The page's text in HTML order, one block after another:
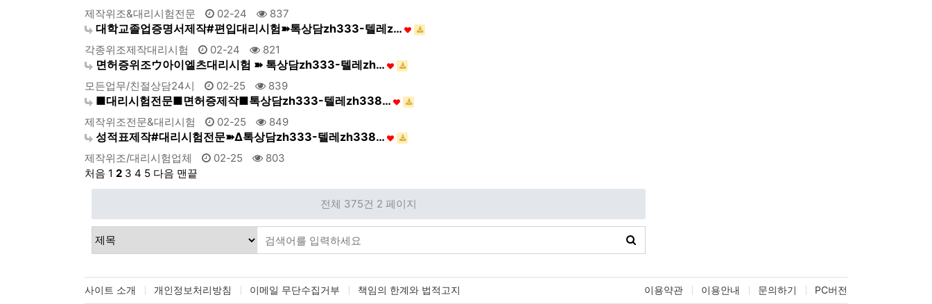
제작위조&대리시험전문 02-24 837
대학교졸업증명서제작#편입대리시험➽톡상담zh333-텔레z…
각종위조제작대리시험 02-24 821
면허증위조ウ아이엘츠대리시험 ➽ 톡상담zh333-텔레zh…
모든업무/친절상담24시 02-25 839
■대리시험전문■면허증제작■톡상담zh333-텔레zh338…
제작위조전문&대리시험 02-25 849
성적표제작#대리시험전문➽Δ톡상담zh333-텔레zh338…
제작위조/대리시험업체 02-25
803
처음 1 2 3 4 5 다음 맨끝
전체 375건 2 페이지
사이트 소개 개인정보처리방침 이메일 무단수집거부 책임의 한계와 법적고지 이용약관 이용안내 문의하기 PC버전